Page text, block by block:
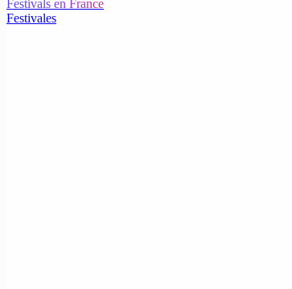
Festivals en France
Festivales